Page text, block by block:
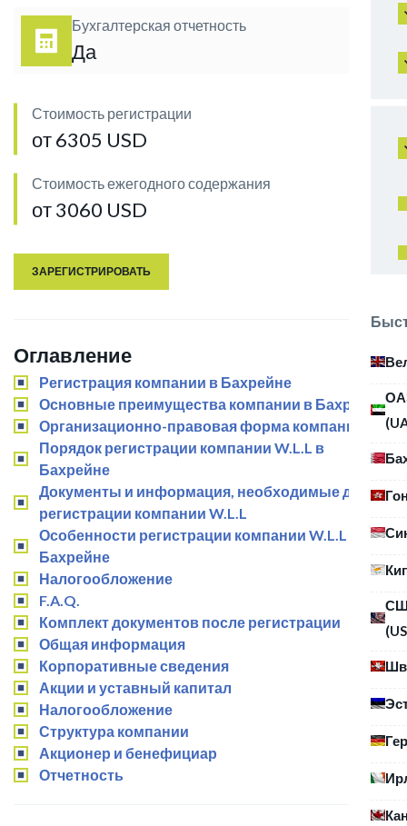
Бухгалтерская отчетность
Да
Стоимость регистрации
от 6305 USD
Стоимость ежегодного содержания
от 3060 USD
ЗАРЕГИСТРИРОВАТЬ
Оглавление
Регистрация компании в Бахрейне
Основные преимущества компании в Бахрейне
Организационно-правовая форма компании
Порядок регистрации компании W.L.L в
Бахрейне
Документы и информация, необходимые для
регистрации компании W.L.L
Особенности регистрации компании W.L.L в
Бахрейне
Налогообложение
F.A.Q.
Комплект документов после регистрации
Общая информация
Корпоративные сведения
Акции и уставный капитал
Налогообложение
Структура компании
Акционер и бенефициар
Отчетность